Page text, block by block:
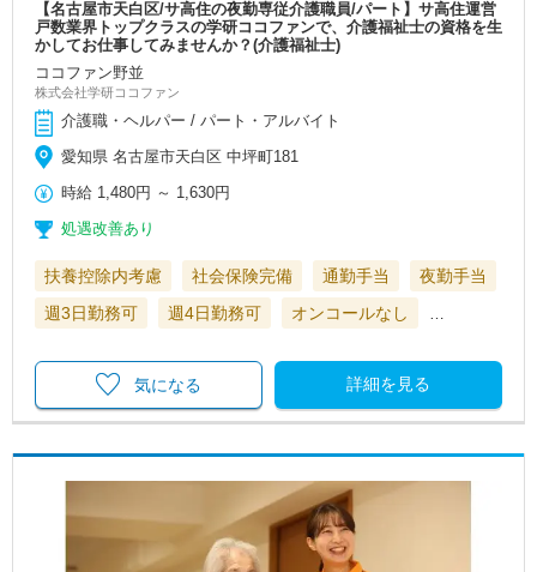
【名古屋市天白区/サ高住の夜勤専従介護職員/パート】サ高住運営
戸数業界トップクラスの学研ココファンで、介護福祉士の資格を生
かしてお仕事してみませんか？(介護福祉士)
ココファン野並
株式会社学研ココファン
介護職・ヘルパー / パート・アルバイト
愛知県 名古屋市天白区 中坪町181
時給 1,480円 ～ 1,630円
処遇改善あり
扶養控除内考慮 社会保険完備 通勤手当
夜勤手当
週3日勤務可
週4日勤務可 オンコールなし …
詳細を見る
気になる